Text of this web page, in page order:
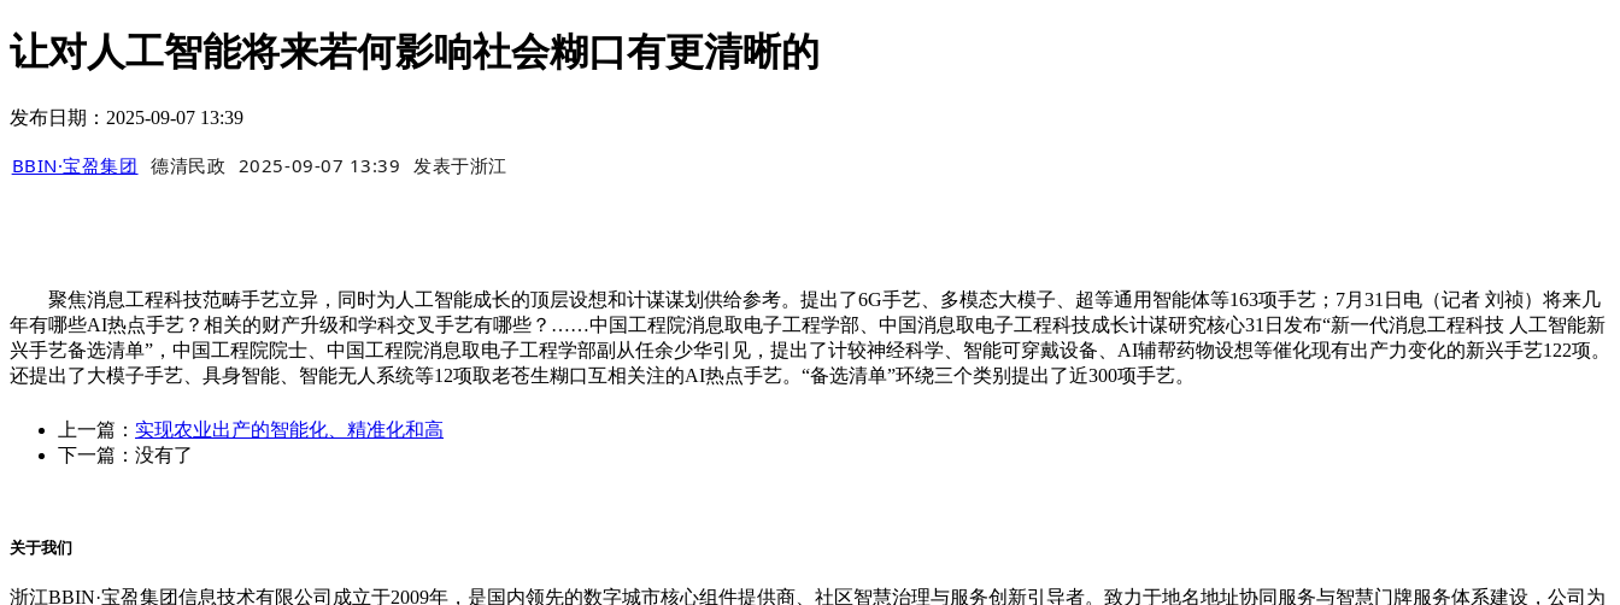
让对人工智能将来若何影响社会糊口有更清晰的
发布日期：2025-09-07 13:39
BBIN·宝盈集团 德清民政 2025-09-07 13:39 发表于浙江
聚焦消息工程科技范畴手艺立异，同时为人工智能成长的顶层设想和计谋谋划供给参考。提出了6G手艺、多模态大模子、超等通用智能体等163项手艺；7月31日电（记者 刘祯）将来几
年有哪些AI热点手艺？相关的财产升级和学科交叉手艺有哪些？……中国工程院消息取电子工程学部、中国消息取电子工程科技成长计谋研究核心31日发布“新一代消息工程科技 人工智能新
兴手艺备选清单”，中国工程院院士、中国工程院消息取电子工程学部副从任余少华引见，提出了计较神经科学、智能可穿戴设备、AI辅帮药物设想等催化现有出产力变化的新兴手艺122项。
还提出了大模子手艺、具身智能、智能无人系统等12项取老苍生糊口互相关注的AI热点手艺。“备选清单”环绕三个类别提出了近300项手艺。
上一篇： 实现农业出产的智能化、精准化和高
下一篇：没有了
关于我们
浙江BBIN·宝盈集团信息技术有限公司成立于2009年，是国内领先的数字城市核心组件提供商、社区智慧治理与服务创新引导者。致力于地名地址协同服务与智慧门牌服务体系建设，公司为